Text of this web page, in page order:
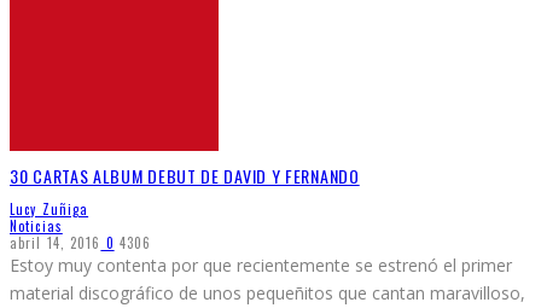
30 CARTAS ALBUM DEBUT DE DAVID Y FERNANDO
Lucy Zuñiga
Noticias
abril 14, 2016 0 4306
Estoy muy contenta por que recientemente se estrenó el primer
material discográfico de unos pequeñitos que cantan maravilloso,